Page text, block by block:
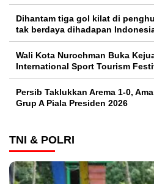
Dihantam tiga gol kilat di
tak berdaya dihadapan
Wali Kota Nurochman Buka
International Sport Tourism
Persib Taklukkan Arema 1-0,
Grup A Piala Presiden 2026
TNI & POLRI